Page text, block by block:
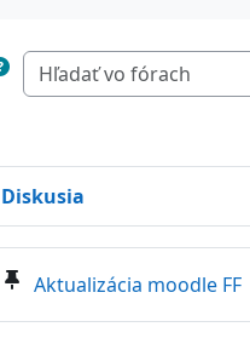
Diskusia
Aktualizácia moodle FF